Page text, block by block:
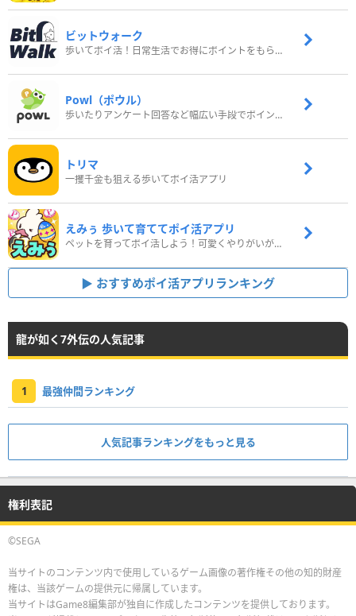
ビットウォーク
歩いてポイ活！日常生活でお得にポイントをもらおう
Powl（ポウル）
歩いたりアンケート回答など幅広い手段でポイントをゲット
トリマ
一攫千金も狙える歩いてポイ活アプリ
えみぅ 歩いて育ててポイ活アプリ
ペットを育ってポイ活しよう！可愛くやりがいがある新感覚アプリ
おすすめポイ活アプリランキング
龍が如く7外伝の人気記事
1 最強仲間ランキング
人気記事ランキングをもっと見る
権利表記
©SEGA
当サイトのコンテンツ内で使用しているゲーム画像の著作権その他の知的財産
権は、当該ゲームの提供元に帰属しています。
当サイトはGame8編集部が独自に作成したコンテンツを提供しております。